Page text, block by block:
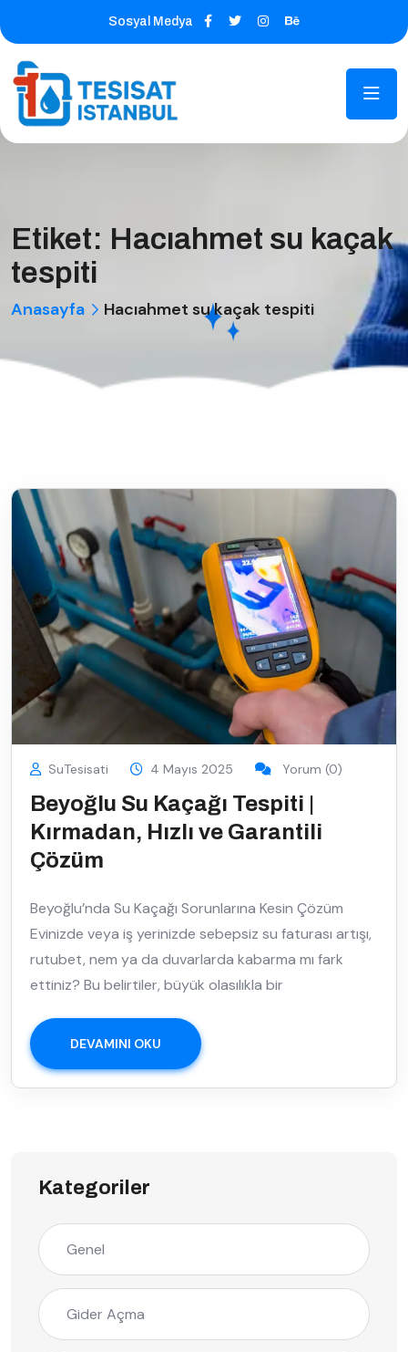
Sosyal Medya
Etiket: Hacıahmet su kaçak
tespiti
Anasayfa Hacıahmet su kaçak tespiti
SuTesisati 4 Mayıs 2025 Yorum (0)
Beyoğlu Su Kaçağı Tespiti |
Kırmadan, Hızlı ve Garantili
Çözüm
Beyoğlu’nda Su Kaçağı Sorunlarına Kesin Çözüm
Evinizde veya iş yerinizde sebepsiz su faturası artışı,
rutubet, nem ya da duvarlarda kabarma mı fark
ettiniz? Bu belirtiler, büyük olasılıkla bir
DEVAMINI OKU
Kategoriler
Genel
Gider Açma